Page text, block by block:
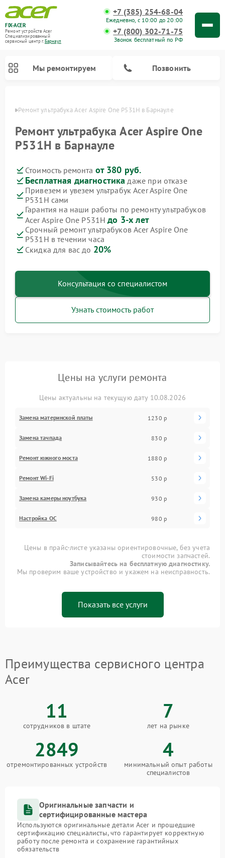
FIX-ACER
Ремонт устройств Acer
Специализированный
cервисный центр г.Барнаул
+7 (385) 254-68-04
Ежедневно, с 10:00 до 20:00
+7 (800) 302-71-75
Звонок бесплатный по РФ
Мы ремонтируем Позвонить
Ремонт ультрабука Acer Aspire One P531H в Барнауле
Ремонт ультрабука Acer Aspire One
P531H в Барнауле
Стоимость ремонта от 380 руб.
Бесплатная диагностика даже при отказе
Привезем и увезем ультрабук Acer Aspire One
P531H сами
Гарантия на наши работы по ремонту ультрабуков
Acer Aspire One P531Hдо 3-х лет
Срочный ремонт ультрабуков Acer Aspire One
P531H в течении часа
Скидка для вас до 20%
Консультация со специалистом
Узнать стоимость работ
Цены на услуги ремонта
Цены актуальны на текущую дату 10.08.2026
Замена материнской платы 1230 р
Замена тачпада 830 р
Ремонт южного моста 1880 р
Ремонт Wi-Fi 530 р
Замена камеры ноутбука 930 р
Настройка ОС 980 р
Цены в прайс-листе указаны ориентировочные, без учета
стоимости запчастей.
Записывайтесь на бесплатную диагностику.
Мы проверим ваше устройство и укажем на неисправность.
Показать все услуги
Преимущества сервисного центра
Acer
11
сотрудников в штате
7
лет на рынке
2849
отремонтированных устройств
4
минимальный опыт работы
специалистов
Оригинальные запчасти и
сертифицированные мастера
Используются оригинальные детали Acer и прошедшие
сертификацию специалисты, что гарантирует корректную
работу после ремонта и сохранение гарантийных
обязательств